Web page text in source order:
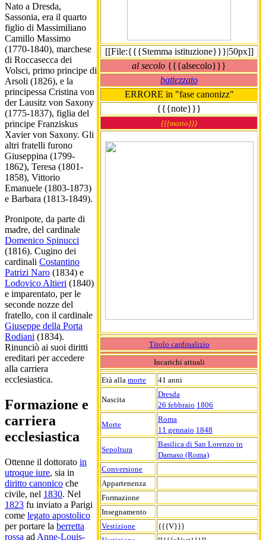
[[File:{{{Stemma istituzione}}}|50px]]
al secolo {{{alsecolo}}}
battezzato
ERRORE in "fase canonizz"
{{{note}}}
{{{motto}}}
Titolo cardinalizio
Incarichi attuali
Età alla morte 41 anni
Nascita
Dresda
26 febbraio 1806
Morte
Roma
11 gennaio 1848
Sepoltura
Basilica di San Lorenzo in
Damaso (Roma)
Conversione
Appartenenza
Formazione
Insegnamento
Vestizione
{{{V}}}
Nato a Dresda,
Sassonia, era il quarto
figlio di Massimiliano
Camillo Massimo
(1770-1840), marchese
di Roccasecca dei
Volsci, primo principe di
Arsoli (1826), e la
principessa Cristina von
der Lausitz von Saxony
(1775-1837), figlia del
principe Franziskus
Xavier von Saxony. Gli
altri fratelli furono
Giuseppina (1799-
1862), Teresa (1801-
1858), Vittorio
Emanuele (1803-1873)
e Barbara (1813-1849).
Pronipote, da parte di
madre, del cardinale
Domenico Spinucci
(1816). Cugino dei
cardinali Costantino
Patrizi Naro (1834) e
Lodovico Altieri (1840)
e imparentato, per le
seconde nozze del
fratello, con il cardinale
Giuseppe della Porta
Rodiani (1834).
Rinunciò ai suoi diritti
ereditari per accedere
alla carriera
ecclesiastica.
Formazione e
carriera
ecclesiastica
Ottenne il dottorato in
utroque iure, sia in
diritto canonico che
civile, nel 1830. Nel
1823 fu inviato a Parigi
come legato apostolico
per portare la berretta
rossa ad Anne-Louis-